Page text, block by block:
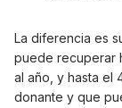
La diferencia es
puede recuperar
al año, y hasta el
donante y que